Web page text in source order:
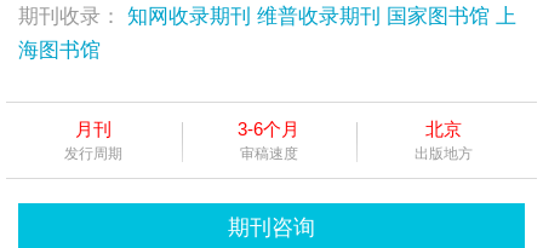
期刊收录：
知网收录期刊 维普收录期刊 国家图书馆 上
海图书馆
月刊
发行周期
3-6个月
审稿速度
北京
出版地方
期刊咨询